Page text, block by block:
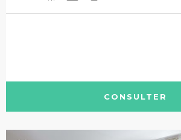
CONSULTER